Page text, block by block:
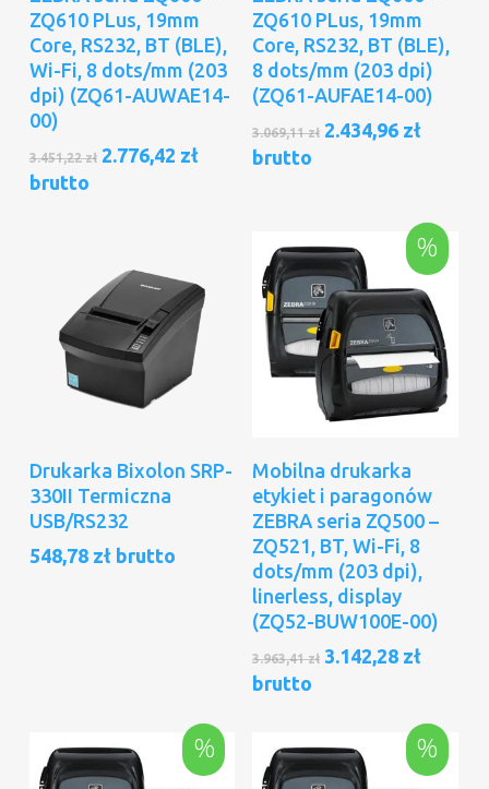
ZQ610 PLus, 19mm
Core, RS232, BT (BLE),
Wi-Fi, 8 dots/mm (203
dpi) (ZQ61-AUWAE14-
00)
3.451,22zł Pierwotna
2.776,42 złAktualna
brutto
ZQ610 PLus, 19mm
Core, RS232, BT (BLE),
8 dots/mm (203 dpi)
(ZQ61-AUFAE14-00)
3.069,11zł Pierwotna
2.434,96 zł
brutto
Dodaj Do Koszyka
Drukarka Bixolon SRP-
330II Termiczna
USB/RS232
548,78 zł brutto
%
Dodaj Do Koszyka
Mobilna drukarka
etykiet i paragonów
ZEBRA seria ZQ500 –
ZQ521, BT, Wi-Fi, 8
dots/mm (203 dpi),
linerless, display
(ZQ52-BUW100E-00)
3.963,41zł Pierwotna
3.963,41 zł.
3.142,28 zł
brutto
% %